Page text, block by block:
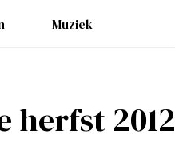
Muziek
herfst 2012